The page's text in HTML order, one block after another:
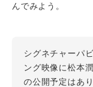
んでみよう。
シグネチャーパ
ング映像に松本
の公開予定はあ